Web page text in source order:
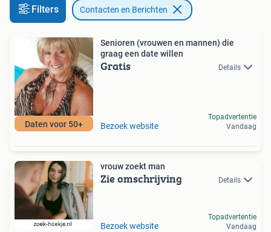
Filters Contacten en Berichten
Daten voor 50+
Senioren (vrouwen en mannen) die
graag een date willen
Gratis Details
Bezoek website
Topadvertentie
Vandaag
vrouw zoekt man
Zie omschrijving Details
Bezoek website
Topadvertentie
Vandaag